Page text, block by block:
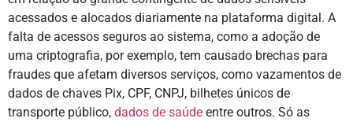
acessados e alocados diariamente na plataforma digital. A
falta de acessos seguros ao sistema, como a adoção de
uma criptografia, por exemplo, tem causado brechas para
fraudes que afetam diversos serviços, como vazamentos de
dados de chaves Pix, CPF, CNPJ, bilhetes únicos de
transporte público, dados de saúde entre outros. Só as